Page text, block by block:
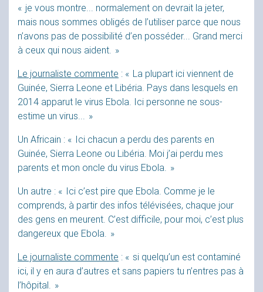
« je vous montre... normalement on devrait la jeter,
mais nous sommes obligés de l’utiliser parce que nous
n’avons pas de possibilité d’en posséder... Grand merci
à ceux qui nous aident. »
Le journaliste commente : « La plupart ici viennent de
Guinée, Sierra Leone et Libéria. Pays dans lesquels en
2014 apparut le virus Ebola. Ici personne ne sous-
estime un virus... »
Un Africain : « Ici chacun a perdu des parents en
Guinée, Sierra Leone ou Libéria. Moi j’ai perdu mes
parents et mon oncle du virus Ebola. »
Un autre : « Ici c’est pire que Ebola. Comme je le
comprends, à partir des infos télévisées, chaque jour
des gens en meurent. C’est difficile, pour moi, c’est plus
dangereux que Ebola. »
Le journaliste commente : « si quelqu’un est contaminé
ici, il y en aura d’autres et sans papiers tu n’entres pas à
l’hôpital. »